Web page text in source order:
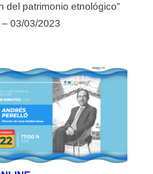
del patrimonio etnológico”
03/03/2023